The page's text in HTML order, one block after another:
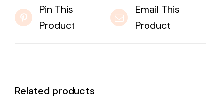
Pin This
Product
Email This
Product
Related products